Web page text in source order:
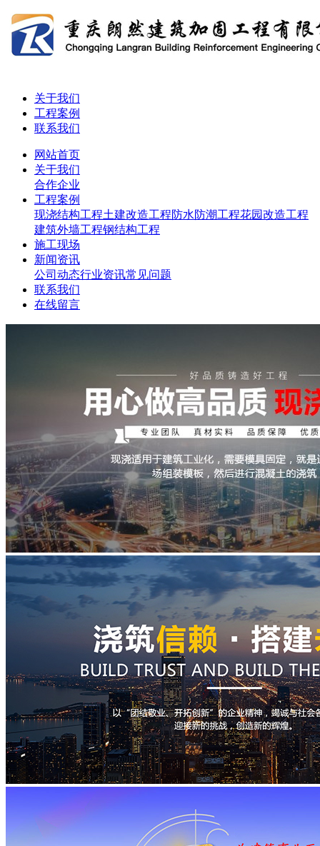
关于我们
工程案例
联系我们
网站首页
关于我们
合作企业
工程案例
现浇结构工程土建改造工程防水防潮工程花园改造工程
建筑外墙工程钢结构工程
施工现场
新闻资讯
公司动态行业资讯常见问题
联系我们
在线留言